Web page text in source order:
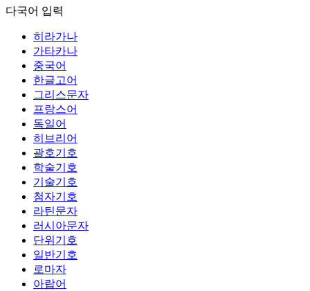
다국어 입력
히라가나
가타카나
중국어
한글고어
그리스문자
프랑스어
독일어
히브리어
괄호기호
학술기호
기술기호
첨자기호
라틴문자
러시아문자
단위기호
일반기호
로마자
아랍어